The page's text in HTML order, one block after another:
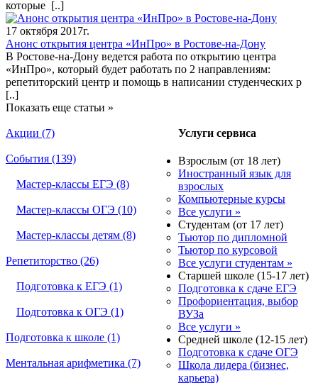
которые [..]
17 октября 2017г.
Анонс открытия центра «ИнПро» в Ростове-на-Дону
В Ростове-на-Дону ведется работа по открытию центра
«ИнПро», который будет работать по 2 направлениям:
репетиторский центр и помощь в написании студенческих р
[..]
Показать еще статьи »
Акции (7)
События (139)
Мастер-классы ЕГЭ (8)
Мастер-классы ОГЭ (10)
Мастер-классы детям (8)
Репетиторство (26)
Подготовка к ЕГЭ (1)
Подготовка к ОГЭ (1)
Подготовка к школе (1)
Ментальная арифметика (7)
Услуги сервиса
Взрослым (от 18 лет)
Иностранный язык для
взрослых
Компьютерные курсы
Все услуги »
Студентам (от 17 лет)
Тьютор по дипломной
Тьютор по курсовой
Все услуги студентам »
Старшей школе (15-17 лет)
Подготовка к сдаче ЕГЭ
Профориентация, выбор
ВУЗа
Все услуги »
Средней школе (12-15 лет)
Подготовка к сдаче ОГЭ
Школа лидера (бизнес,
карьера)